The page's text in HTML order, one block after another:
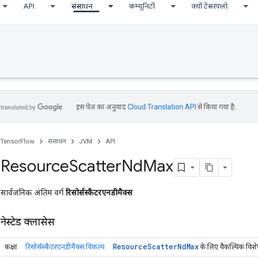
API संसाधन कम्यूनिटी क्यों टेंसरफ्लो
इस पेज का अनुवादCloud Translation API से किया गया है.
TensorFlow संसाधन JVM API
ResourceScatterNdMax
सार्वजनिक अंतिम वर्ग रिसोर्सस्कैटरएनडीमैक्स
नेस्टेड क्लासेस
कक्षा रिसोर्सस्कैटरएनडीमैक्स.विकल्प ResourceScatterNdMaxके लिए वैकल्पिक